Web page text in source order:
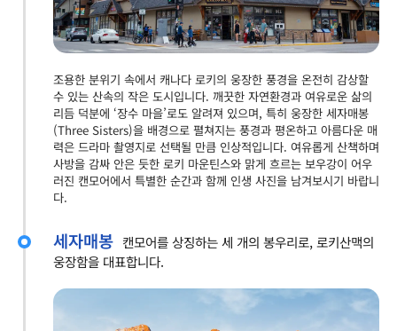
조용한 분위기 속에서 캐나다 로키의 웅장한 풍경을 온전히 감상할
수 있는 산속의 작은 도시입니다. 깨끗한 자연환경과 여유로운 삶의
리듬 덕분에 ‘장수 마을’로도 알려져 있으며, 특히 웅장한 세자매봉
(Three Sisters)을 배경으로 펼쳐지는 풍경과 평온하고 아름다운 매
력은 드라마 촬영지로 선택될 만큼 인상적입니다. 여유롭게 산책하며
사방을 감싸 안은 듯한 로키 마운틴스와 맑게 흐르는 보우강이 어우
러진 캔모어에서 특별한 순간과 함께 인생 사진을 남겨보시기 바랍니
다.
세자매봉 캔모어를 상징하는 세 개의 봉우리로, 로키산맥의
웅장함을 대표합니다.